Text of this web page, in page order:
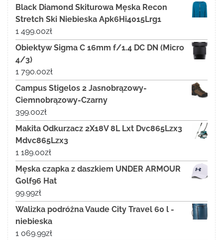
Black Diamond Skiturowa Męska Recon
Stretch Ski Niebieska Apk6Hi4015Lrg1
1 499.00zł
Obiektyw Sigma C 16mm f/1.4 DC DN (Micro
4/3)
1 790.00zł
Campus Stigelos 2 Jasnobrązowy-
Ciemnobrązowy-Czarny
399.00zł
Makita Odkurzacz 2X18V 8L Lxt Dvc865Lzx3
Mdvc865Lzx3
1 189.00zł
Męska czapka z daszkiem UNDER ARMOUR
Golf96 Hat
99.99zł
Walizka podróżna Vaude City Travel 60 l -
niebieska
1 069.99zł